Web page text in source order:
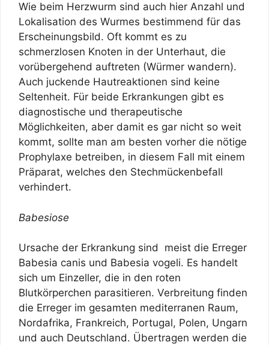
Wie beim Herzwurm sind auch hier Anzahl und
Lokalisation des Wurmes bestimmend für das
Erscheinungsbild. Oft kommt es zu
schmerzlosen Knoten in der Unterhaut, die
vorübergehend auftreten (Würmer wandern).
Auch juckende Hautreaktionen sind keine
Seltenheit. Für beide Erkrankungen gibt es
diagnostische und therapeutische
Möglichkeiten, aber damit es gar nicht so weit
kommt, sollte man am besten vorher die nötige
Prophylaxe betreiben, in diesem Fall mit einem
Präparat, welches den Stechmückenbefall
verhindert.
Babesiose
Ursache der Erkrankung sind meist die Erreger
Babesia canis und Babesia vogeli. Es handelt
sich um Einzeller, die in den roten
Blutkörperchen parasitieren. Verbreitung finden
die Erreger im gesamten mediterranen Raum,
Nordafrika, Frankreich, Portugal, Polen, Ungarn
und auch Deutschland. Übertragen werden die